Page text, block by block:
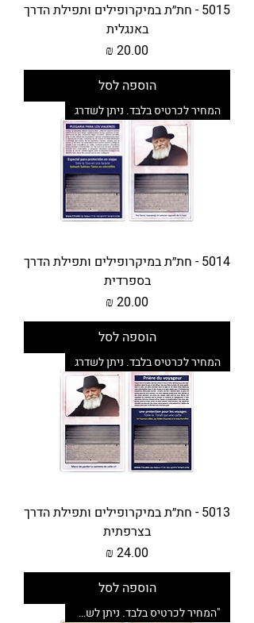
5015 - חת״ת במיקרופילים ותפילת הדרך
באנגלית
מחיר
הוספה לסל
המחיר לכרטיס בלבד. ניתן לשדרג
5014 - חת״ת במיקרופילים ותפילת הדרך
בספרדית
מחיר
הוספה לסל
המחיר לכרטיס בלבד. ניתן לשדרג
5013 - חת״ת במיקרופילים ותפילת הדרך
בצרפתית
מחיר
הוספה לסל
"המחיר לכרטיס בלבד. ניתן לשדרג